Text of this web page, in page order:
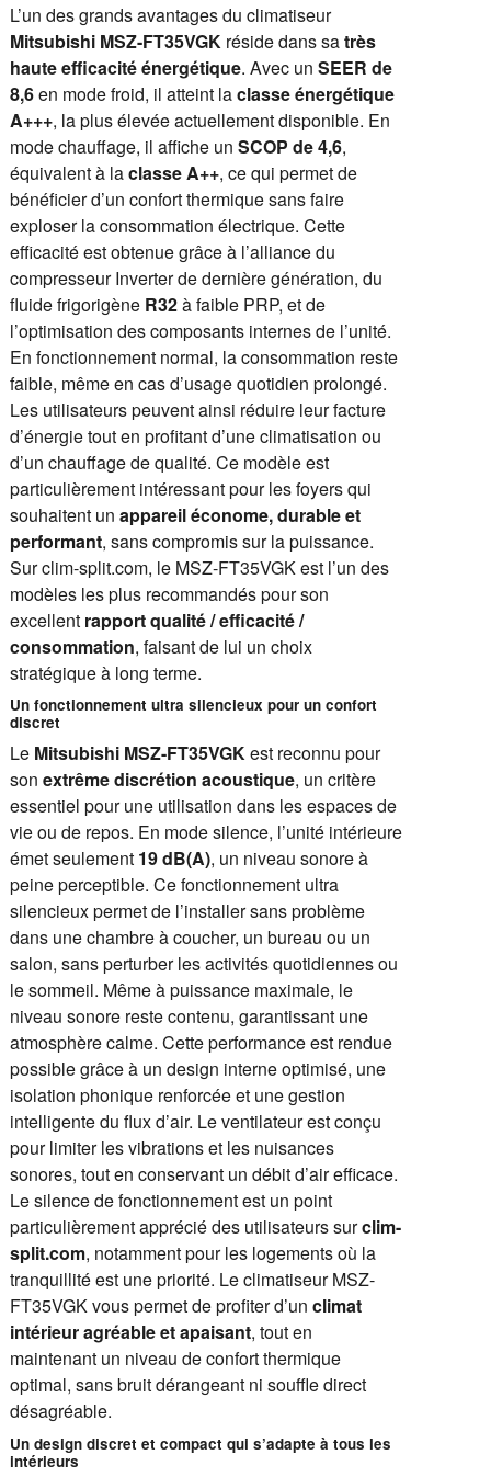
L’un des grands avantages du climatiseur
Mitsubishi MSZ-FT35VGK réside dans satrès
haute efficacité énergétique. Avec un SEER de
8,6en mode froid, il atteint laclasse énergétique
A+++, la plus élevée actuellement disponible. En
mode chauffage, il affiche un SCOP de 4,6,
équivalent à laclasse A++, ce qui permet de
bénéficier d’un confort thermique sans faire
exploser la consommation électrique. Cette
efficacité est obtenue grâce à l’alliance du
compresseur Inverter de dernière génération, du
fluide frigorigène R32à faible PRP, et de
l’optimisation des composants internes de l’unité.
En fonctionnement normal, la consommation reste
faible, même en cas d’usage quotidien prolongé.
Les utilisateurs peuvent ainsi réduire leur facture
d’énergie tout en profitant d’une climatisation ou
d’un chauffage de qualité. Ce modèle est
particulièrement intéressant pour les foyers qui
souhaitent un appareil économe, durable et
performant, sans compromis sur la puissance.
Sur clim-split.com, le MSZ-FT35VGK est l’un des
modèles les plus recommandés pour son
excellent rapport qualité / efficacité /
consommation, faisant de lui un choix
stratégique à long terme.
Un fonctionnement ultra silencieux pour un confort
discret
Le Mitsubishi MSZ-FT35VGKest reconnu pour
son extrême discrétion acoustique, un critère
essentiel pour une utilisation dans les espaces de
vie ou de repos. En mode silence, l’unité intérieure
émet seulement 19 dB(A), un niveau sonore à
peine perceptible. Ce fonctionnement ultra
silencieux permet de l’installer sans problème
dans une chambre à coucher, un bureau ou un
salon, sans perturber les activités quotidiennes ou
le sommeil. Même à puissance maximale, le
niveau sonore reste contenu, garantissant une
atmosphère calme. Cette performance est rendue
possible grâce à un design interne optimisé, une
isolation phonique renforcée et une gestion
intelligente du flux d’air. Le ventilateur est conçu
pour limiter les vibrations et les nuisances
sonores, tout en conservant un débit d’air efficace.
Le silence de fonctionnement est un point
particulièrement apprécié des utilisateurs surclim-
split.com, notamment pour les logements où la
tranquillité est une priorité. Le climatiseur MSZ-
FT35VGK vous permet de profiter d’un climat
intérieur agréable et apaisant, tout en
maintenant un niveau de confort thermique
optimal, sans bruit dérangeant ni souffle direct
désagréable.
Un design discret et compact qui s’adapte à tous les
intérieurs